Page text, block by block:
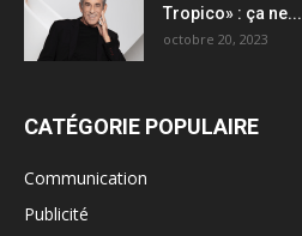
Tropico» : ça ne...
octobre 20, 2023
CATÉGORIE POPULAIRE
Communication
Publicité